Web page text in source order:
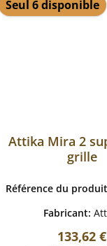
Seul 6 disponible
Attika Mira 2
grille
Référence du
Fabricant:
Prix
133,62 €